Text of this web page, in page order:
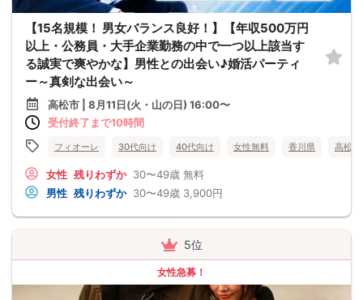
【15名規模！ 男女バランス良好！】【年収500万円
以上・公務員・大手企業勤務の中で一つ以上該当す
る誠実で爽やかな】男性との出会い♪婚活パーティ
ー～真剣な出会い～
高松市 | 8月11日(火・山の日) 16:00〜
受付終了まで10時間
フィオーレ 30代向け 40代向け 女性無料 香川県 高松市
女性 残りわずか 30〜49歳 無料
男性 残りわずか 30〜49歳 3,900円
5位
女性急募！